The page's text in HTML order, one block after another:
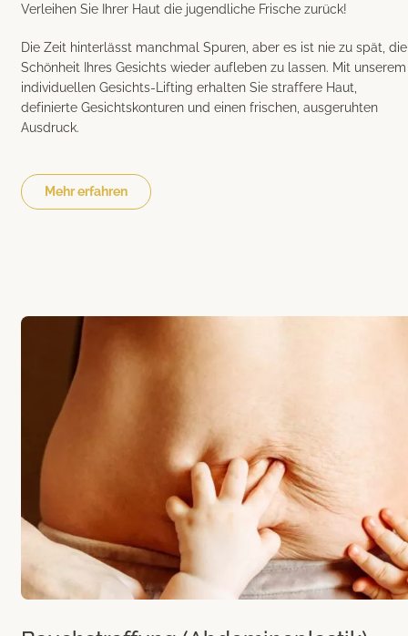
Verleihen Sie Ihrer Haut die jugendliche Frische zurück!
Die Zeit hinterlässt manchmal Spuren, aber es ist nie zu spät, die
Schönheit Ihres Gesichts wieder aufleben zu lassen. Mit unserem
individuellen Gesichts-Lifting erhalten Sie straffere Haut,
definierte Gesichtskonturen und einen frischen, ausgeruhten
Ausdruck.
Mehr erfahren